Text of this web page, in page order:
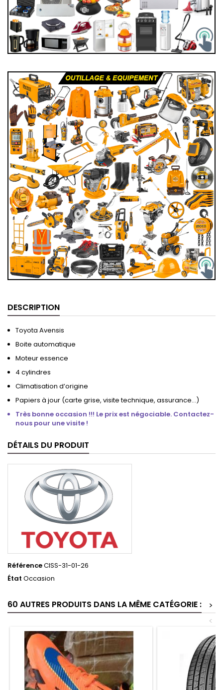
DESCRIPTION
Toyota Avensis
Boite automatique
Moteur essence
4 cylindres
Climatisation d’origine
Papiers à jour (carte grise, visite technique, assurance…)
Très bonne occasion !!! Le prix est négociable. Contactez-
nous pour une visite !
DÉTAILS DU PRODUIT
RéférenceCISS-31-01-26
État Occasion
60 AUTRES PRODUITS DANS LA MÊME CATÉGORIE :
>
<